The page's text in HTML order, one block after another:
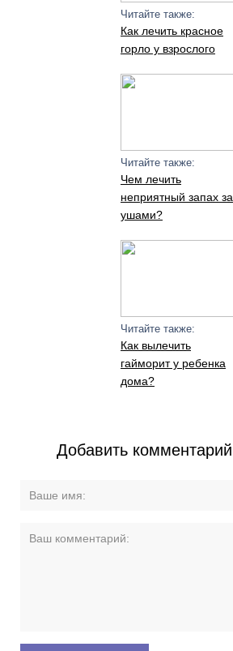
Читайте также:
Как лечить красное
горло у взрослого
Читайте также:
Чем лечить
неприятный запах за
ушами?
Читайте также:
Как вылечить
гайморит у ребенка
дома?
Добавить комментарий